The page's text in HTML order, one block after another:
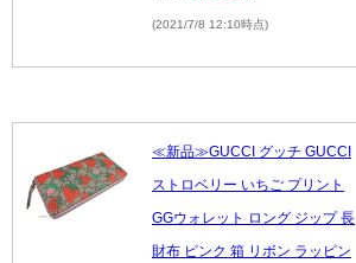
(2021/7/8 12:10時点)
≪新品≫GUCCI グッチ GUCCI
ストロベリー いちご プリント
GGウォレット ロング ジップ 長
財布 ピンク 箱 リボン ラッピン